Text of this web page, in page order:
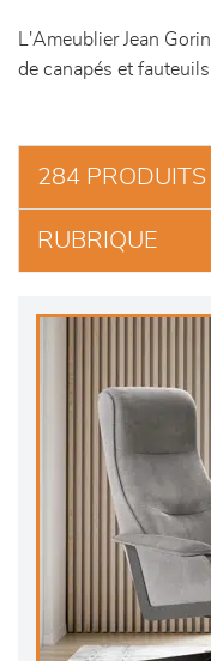
L'Ameublier Jean
de canapés et
284 PRODUITS
RUBRIQUE